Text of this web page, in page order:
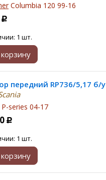
Columbia 120 99-16
Р
1 шт.
передний RP736/5,17 б/у
series 04-17
Р
1 шт.